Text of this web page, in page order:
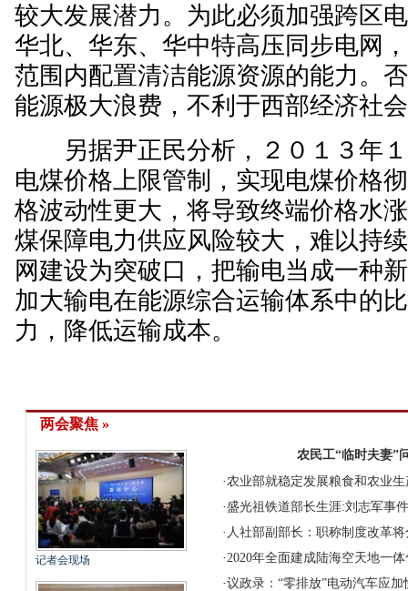
较大发展潜力。为此必须加强跨区
华北、华东、华中特高压同步电网
范围内配置清洁能源资源的能力。
能源极大浪费，不利于西部经济社
另据尹正民分析，２０１３年１
电煤价格上限管制，实现电煤价格
格波动性更大，将导致终端价格水
煤保障电力供应风险较大，难以持
网建设为突破口，把输电当成一种
加大输电在能源综合运输体系中的
力，降低运输成本。
两会聚焦 »
记者会现场
农民工“临时夫妻”
·农业部就稳定发展粮食和农业
·盛光祖铁道部长生涯:刘志军事
· 人社部副部长：职称制度改革
·2020年全面建成陆海空天地一
·议政录：“零排放”电动汽车应加